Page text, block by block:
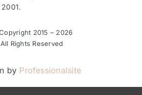
2015 – 2026
All Rights Reserved
by Professionalsite